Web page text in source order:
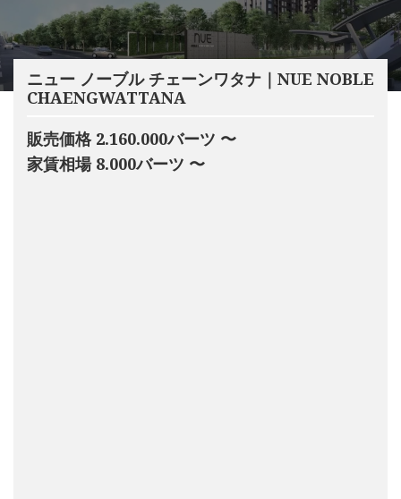
ニュー ノーブル チェーンワタナ｜NUE NOBLE
CHAENGWATTANA
販売価格 2.160.000バーツ 〜
家賃相場 8.000バーツ 〜